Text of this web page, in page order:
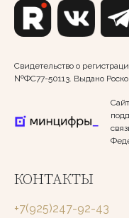
Свидетельство о
№ФС77-50113. Выдано
КОНТАКТЫ
+7(925)247-92-43